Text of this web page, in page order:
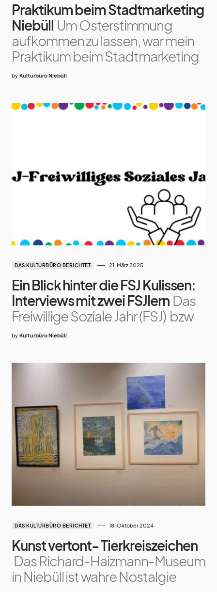
Praktikum beim Stadtmarketing
Niebüll Um Osterstimmung
aufkommen zu lassen, war mein
Praktikum beim Stadtmarketing
by Kulturbüro Niebüll
DAS KULTURBÜRO BERICHTET 21. März 2025
Ein Blick hinter die FSJ Kulissen:
Interviews mit zwei FSJlern Das
Freiwillige Soziale Jahr (FSJ) bzw
by Kulturbüro Niebüll
DAS KULTURBÜRO BERICHTET 18. Oktober 2024
Kunst vertont- Tierkreiszeichen
Das Richard-Haizmann-Museum
in Niebüll ist wahre Nostalgie